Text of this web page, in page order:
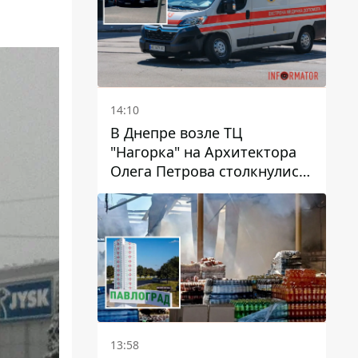
14:10
В Днепре возле ТЦ
"Нагорка" на Архитектора
Олега Петрова столкнулись
"скорая" и Toyota: трамваи
№5 задерживаются
13:58